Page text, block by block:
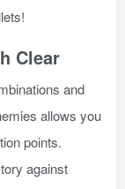
Clear
and
allows you
points.
against